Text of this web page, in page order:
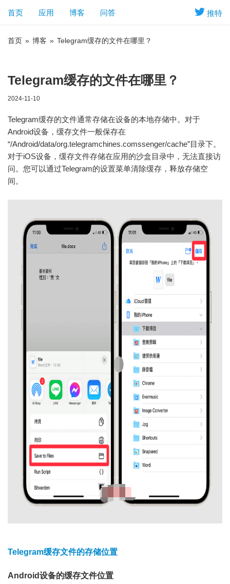
推特
首页 应用 博客 问答
首页 » 博客 » Telegram缓存的文件在哪里？
Telegram缓存的文件在哪里？
2024-11-10
Telegram缓存的文件通常存储在设备的本地存储中。对于
Android设备，缓存文件一般保存在
“/Android/data/org.telegramchines.comssenger/cache”目录下。
对于iOS设备，缓存文件存储在应用的沙盒目录中，无法直接访
问。您可以通过Telegram的设置菜单清除缓存，释放存储空
间。
Telegram缓存文件的存储位置
Android设备的缓存文件位置